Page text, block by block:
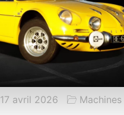
17 avril 2026 Machines